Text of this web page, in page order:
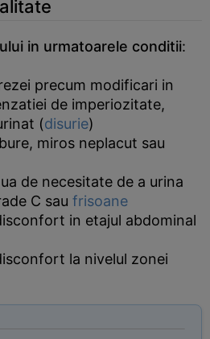
in urmatoarele conditii:
precum modificari in
de imperiozitate,
(disurie)
miros neplacut sau
de necesitate de a urina
C sau frisoane
in etajul abdominal
la nivelul zonei